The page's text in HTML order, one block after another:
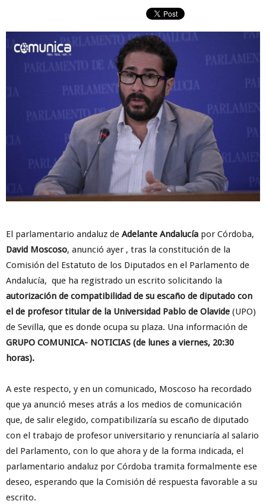
El parlamentario andaluz de Adelante Andalucía por Córdoba,
David Moscoso, anunció ayer , tras la constitución de la
Comisión del Estatuto de los Diputados en el Parlamento de
Andalucía, que ha registrado un escrito solicitando la
autorización de compatibilidad de su escaño de diputado con
el de profesor titular de la Universidad Pablo de Olavide (UPO)
de Sevilla, que es donde ocupa su plaza. Una información de
GRUPO COMUNICA- NOTICIAS (de lunes a viernes, 20:30
horas).
A este respecto, y en un comunicado, Moscoso ha recordado
que ya anunció meses atrás a los medios de comunicación
que, de salir elegido, compatibilizaría su escaño de diputado
con el trabajo de profesor universitario y renunciaría al salario
del Parlamento, con lo que ahora y de la forma indicada, el
parlamentario andaluz por Córdoba tramita formalmente ese
deseo, esperando que la Comisión dé respuesta favorable a su
escrito.